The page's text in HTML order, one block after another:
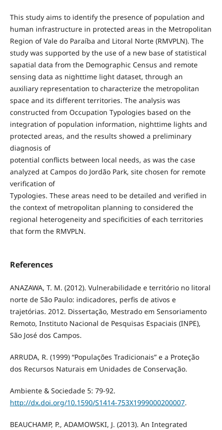
This study aims to identify the presence of population and
human infrastructure in protected areas in the Metropolitan
Region of Vale do Paraíba and Litoral Norte (RMVPLN). The
study was supported by the use of a new base of statistical
sapatial data from the Demographic Census and remote
sensing data as nighttime light dataset, through an
auxiliary representation to characterize the metropolitan
space and its different territories. The analysis was
constructed from Occupation Typologies based on the
integration of population information, nighttime lights and
protected areas, and the results showed a preliminary
diagnosis of
potential conflicts between local needs, as was the case
analyzed at Campos do Jordão Park, site chosen for remote
verification of
Typologies. These areas need to be detailed and verified in
the context of metropolitan planning to considered the
regional heterogeneity and specificities of each territories
that form the RMVPLN.
References
ANAZAWA, T. M. (2012). Vulnerabilidade e território no litoral
norte de São Paulo: indicadores, perfis de ativos e
trajetórias. 2012. Dissertação, Mestrado em Sensoriamento
Remoto, Instituto Nacional de Pesquisas Espaciais (INPE),
São José dos Campos.
ARRUDA, R. (1999) “Populações Tradicionais” e a Proteção
dos Recursos Naturais em Unidades de Conservação.
Ambiente & Sociedade 5: 79-92.
http://dx.doi.org/10.1590/S1414-753X1999000200007.
BEAUCHAMP, P., ADAMOWSKI, J. (2013). An Integrated